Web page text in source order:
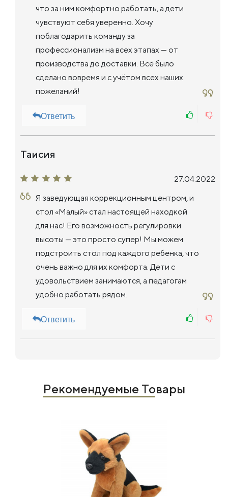
что за ним комфортно работать, а дети
чувствуют себя уверенно. Хочу
поблагодарить команду за
профессионализм на всех этапах — от
производства до доставки. Всё было
сделано вовремя и с учётом всех наших
пожеланий!
Ответить
Таисия
27.04.2022
Я заведующая коррекционным центром, и
стол «Малый» стал настоящей находкой
для нас! Его возможность регулировки
высоты — это просто супер! Мы можем
подстроить стол под каждого ребенка, что
очень важно для их комфорта. Дети с
удовольствием занимаются, а педагогам
удобно работать рядом.
Ответить
Рекомендуемые Товары